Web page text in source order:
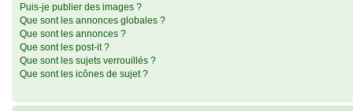
Puis-je publier des images ?
Que sont les annonces globales ?
Que sont les annonces ?
Que sont les post-it ?
Que sont les sujets verrouillés ?
Que sont les icônes de sujet ?